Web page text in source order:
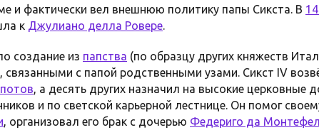
и фактически вел внешнюю политику папы Сикста. В
к Джулиано делла Ровере.
создание из папства (по образцу других княжеств
, связанными с папой родственными узами. Сикст IV
, а десять других назначил на высокие церковные
и по светской карьерной лестнице. Он помог
, организовал его брак с дочерью Федериго да